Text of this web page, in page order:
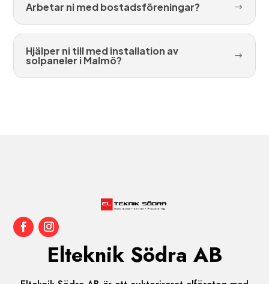
Arbetar ni med bostadsföreningar?
Hjälper ni till med installation av
solpaneler i Malmö?
Elteknik Södra AB